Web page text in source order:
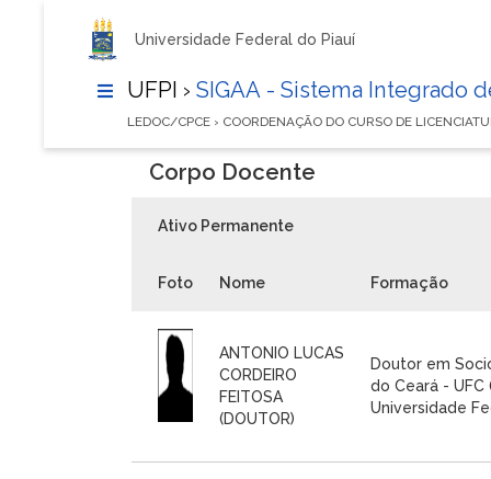
Universidade Federal do Piauí
UFPI › SIGAA - Sistema Integrado
LEDOC/CPCE › COORDENAÇÃO DO CURSO DE
Corpo Docente
Ativo Permanente
Foto Nome Formação
ANTONIO LUCAS
CORDEIRO
FEITOSA
(DOUTOR)
Doutor em
do Ceará -
Universidade